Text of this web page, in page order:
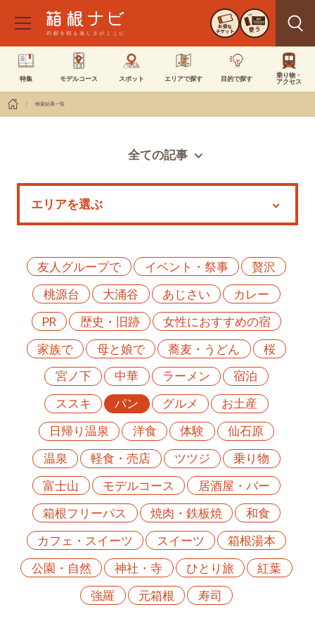
お得な
チケット 使う
特集 モデルコース スポット エリアで探す 目的で探す
乗り物・
アクセス
検索結果一覧
全ての記事
特集
友人グループで
イベント・祭事
贅沢
桃源台
大涌谷 あじさい
カレー
PR
歴史・旧跡
女性におすすめの宿
家族で
母と娘で 蕎麦・うどん
桜
宮ノ下
中華 ラーメン
宿泊
ススキ
パン グルメ
お土産
日帰り温泉
洋食 体験
仙石原
温泉
軽食・売店 ツツジ
乗り物
富士山
モデルコース
居酒屋・バー
箱根フリーパス
焼肉・鉄板焼
和食
カフェ・スイーツ
スイーツ
箱根湯本
公園・自然
神社・寺 ひとり旅
紅葉
強羅
元箱根 寿司